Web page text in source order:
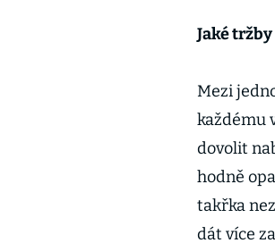
Jaké
Mezi
každému
dovolit
hodně
takřka
dát více